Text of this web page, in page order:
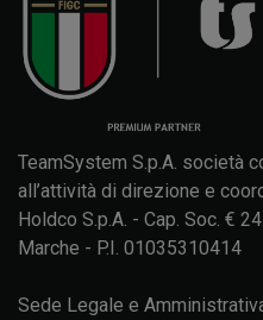
TeamSystem S.p.A. società
all’attività di direzione e
Holdco S.p.A. - Cap. Soc. €
Marche - P.I. 01035310414
Sede Legale e